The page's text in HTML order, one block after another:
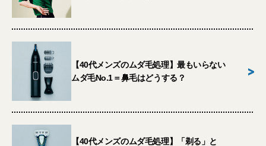
【40代メンズのムダ毛処理】最もいらない
ムダ毛No.1＝鼻毛はどうする？
>
【40代メンズのムダ毛処理】「剃る」と